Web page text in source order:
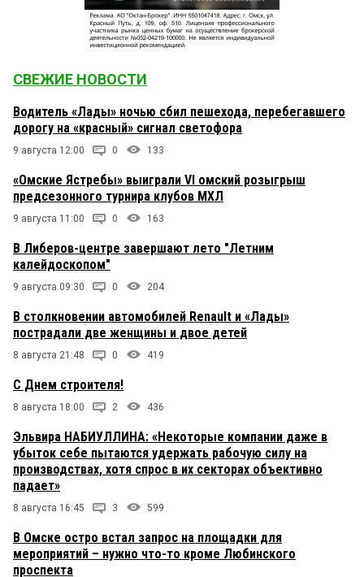
СВЕЖИЕ НОВОСТИ
Водитель «Лады» ночью сбил пешехода, перебегавшего
дорогу на «красный» сигнал светофора
9 августа 12:00 0 133
«Омские Ястребы» выиграли VI омский розыгрыш
предсезонного турнира клубов МХЛ
9 августа 11:00 0 163
В Либеров-центре завершают лето "Летним
калейдоскопом"
9 августа 09:30 0 204
В столкновении автомобилей Renault и «Лады»
пострадали две женщины и двое детей
8 августа 21:48 0 419
С Днем строителя!
8 августа 18:00 2 436
Эльвира НАБИУЛЛИНА: «Некоторые компании даже в
убыток себе пытаются удержать рабочую силу на
производствах, хотя спрос в их секторах объективно
падает»
8 августа 16:45 3 599
В Омске остро встал запрос на площадки для
мероприятий – нужно что-то кроме Любинского
проспекта